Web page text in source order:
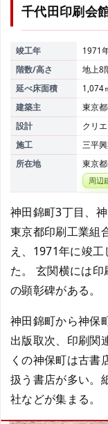
千代田印刷会
竣工年
1971
階数/高さ
地上8
延べ床面積
1,074
建築主
東京
設計
クリ
施工
三平
所在地
東京
周辺
神田錦町3丁目、
東京都印刷工業組
え、1971年に竣
た。 玄関横には
の顕彰碑がある。
神田錦町から神保
出版取次、印刷関
くの神保町は古書
扱う書店が多い。
社などが集まる。